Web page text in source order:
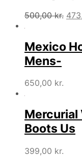
500,00kr. Den
var:
Mexico
Mens-
650,00 kr.
Mercurial
Boots Us
399,00 kr.